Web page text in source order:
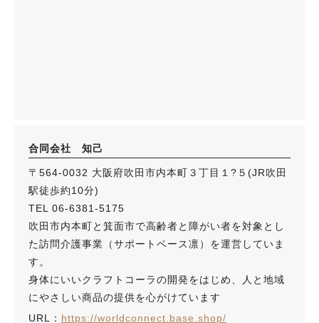
合同会社 知己
〒564-0032 大阪府吹田市内本町３丁目１?５(JR吹田
駅徒歩約10分)
TEL 06-6381-5175
吹田市内本町と箕面市で高齢者と障がい者を対象とし
た訪問介護事業（サポートベース凛）を運営していま
す。
身体にいいクラフトコーラの開発をはじめ、人と地域
にやさしい商品の提供を心がけています
URL： https://worldconnect.base.shop/